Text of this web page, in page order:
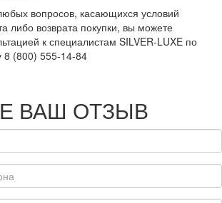
вопросов, касающихся условий
либо возврата покупки, вы можете
к специалистам SILVER-LUXE по
8 (800) 555-14-84
ВАШ ОТЗЫВ